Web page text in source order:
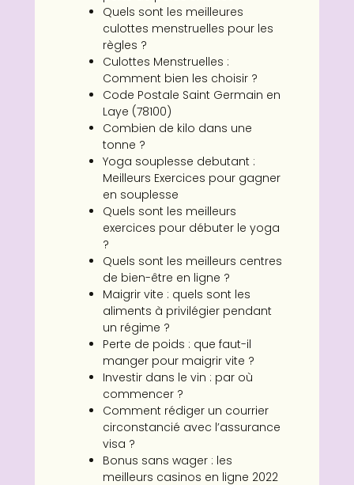
Quels sont les meilleures
culottes menstruelles pour les
règles ?
Culottes Menstruelles :
Comment bien les choisir ?
Code Postale Saint Germain en
Laye (78100)
Combien de kilo dans une
tonne ?
Yoga souplesse debutant :
Meilleurs Exercices pour gagner
en souplesse
Quels sont les meilleurs
exercices pour débuter le yoga
?
Quels sont les meilleurs centres
de bien-être en ligne ?
Maigrir vite : quels sont les
aliments à privilégier pendant
un régime ?
Perte de poids : que faut-il
manger pour maigrir vite ?
Investir dans le vin : par où
commencer ?
Comment rédiger un courrier
circonstancié avec l’assurance
visa ?
Bonus sans wager : les
meilleurs casinos en ligne 2022